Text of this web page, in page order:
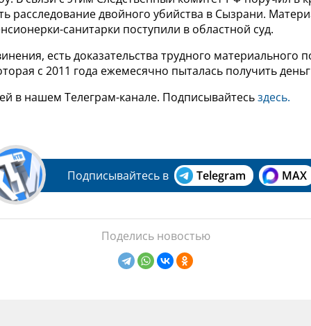
расследование двойного убийства в Сызрани.
санитарки поступили в областной суд.
есть доказательства трудного материального
с 2011 года ежемесячно пыталась получить
в нашем Телеграм-канале. Подписывайтесьздесь.
Подписывайтесь в Telegram MAX
Поделись новостью